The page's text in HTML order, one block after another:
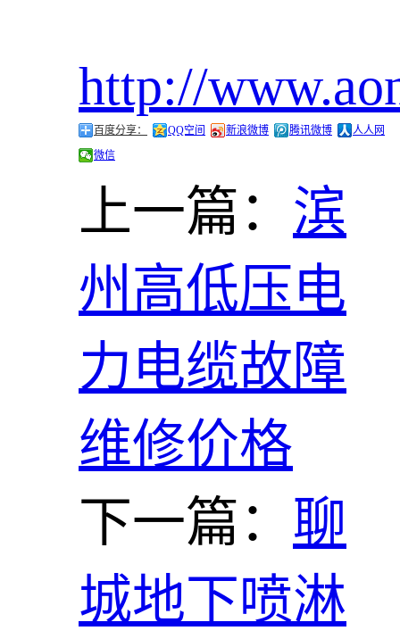
http://
百度分享： QQ空间 新浪微博 腾讯微博
人人网
微信
上一篇： 滨
州高低压电
力电缆故障
维修价格
下一篇： 聊
城地下喷淋